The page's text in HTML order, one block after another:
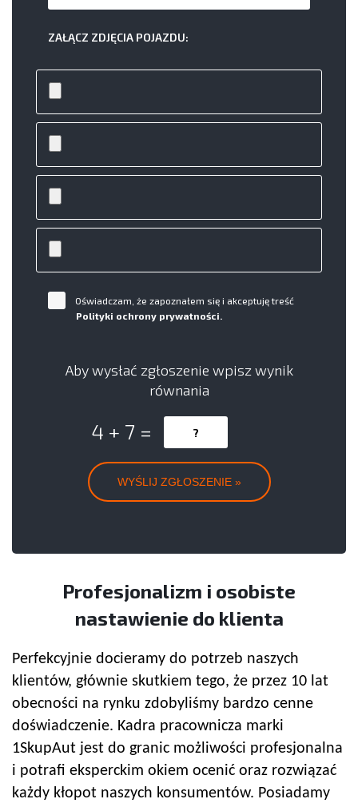
ZAŁĄCZ ZDJĘCIA POJAZDU:
Oświadczam, że zapoznałem się i akceptuję treść
Polityki ochrony prywatności.
Aby wysłać zgłoszenie wpisz wynik
równania
4 + 7 =
Profesjonalizm i osobiste
nastawienie do klienta
Perfekcyjnie docieramy do potrzeb naszych
klientów, głównie skutkiem tego, że przez 10 lat
obecności na rynku zdobyliśmy bardzo cenne
doświadczenie. Kadra pracownicza marki
1SkupAut jest do granic możliwości profesjonalna
i potrafi eksperckim okiem ocenić oraz rozwiązać
każdy kłopot naszych konsumentów. Posiadamy